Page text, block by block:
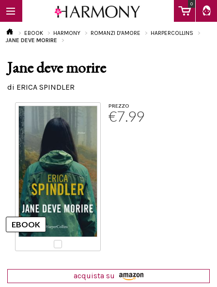
0
EBOOK
Calendario
EBOOK HARMONY ROMANZI D'AMORE
HARPERCOLLINS
JANE DEVE MORIRE
Jane deve morire
di ERICA SPINDLER
PREZZO
€7.99
acquista su